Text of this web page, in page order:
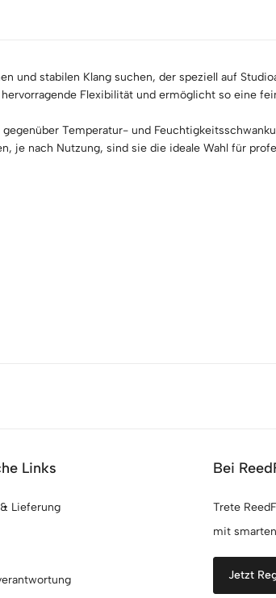
und stabilen Klang suchen, der speziell auf
Flexibilität und ermöglicht so eine
Temperatur- und
je nach Nutzung, sind sie die ideale Wahl für
Links
Lieferung
Bei
Trete
mit
Jetzt